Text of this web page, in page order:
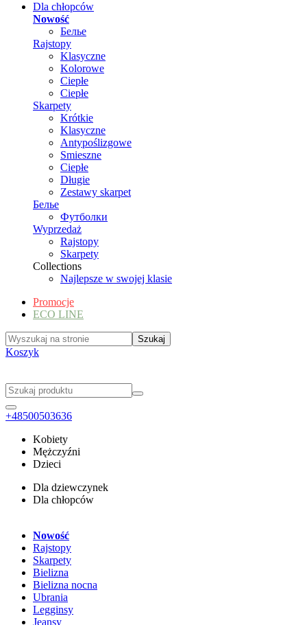
Dla chłopców
Nowość
Белье
Rajstopy
Klasyczne
Kolorowe
Ciepłe
Ciepłe
Skarpety
Krótkie
Klasyczne
Antypoślizgowe
Smieszne
Ciepłe
Długie
Zestawy skarpet
Белье
Футболки
Wyprzedaż
Rajstopy
Skarpety
Collections
Najlepsze w swojej klasie
Promocje
ECO LINE
Koszyk
+48500503636
Kobiety
Mężczyźni
Dzieci
Dla dziewczynek
Dla chłopców
Nowość
Rajstopy
Skarpety
Bielizna
Bielizna nocna
Ubrania
Legginsy
Jeansy